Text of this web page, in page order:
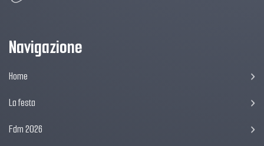
Navigazione
Home
La festa
Fdm 2026